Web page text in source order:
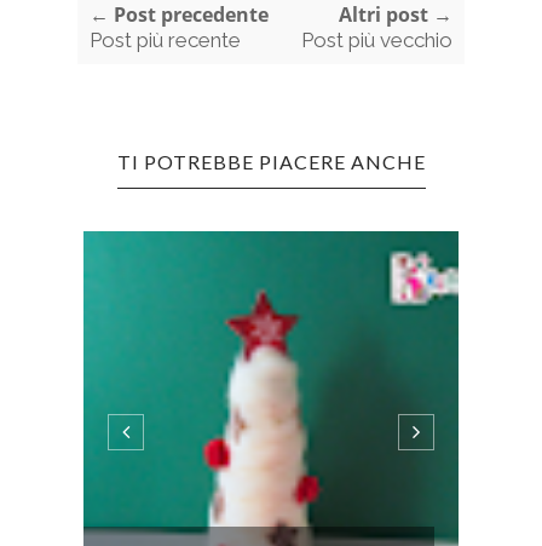
← Post precedente
Post più recente
Altri post →
Post più vecchio
TI POTREBBE PIACERE ANCHE